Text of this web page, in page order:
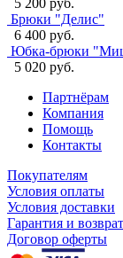
Брюки "Делис"
6 400 руб.
Юбка-брюки
5 020 руб.
Партнёрам
Компания
Помощь
Контакты
Покупателям
Условия оплаты
Условия доставки
Гарантия и возврат
Договор оферты